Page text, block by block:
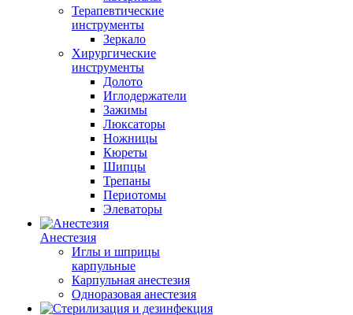
Терапевтические
инструменты
Зеркало
Хирургические
инструменты
Долото
Иглодержатели
Зажимы
Люксаторы
Ножницы
Кюреты
Шипцы
Трепаны
Периотомы
Элеваторы
Анестезия
Иглы и шприцы
карпульные
Карпульная анестезия
Одноразовая анестезия